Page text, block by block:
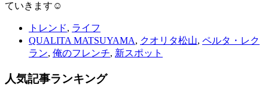
ていきます☺
トレンド, ライフ
QUALITA MATSUYAMA, クオリタ松山, ペルタ・レク
ラン, 俺のフレンチ, 新スポット
人気記事ランキング